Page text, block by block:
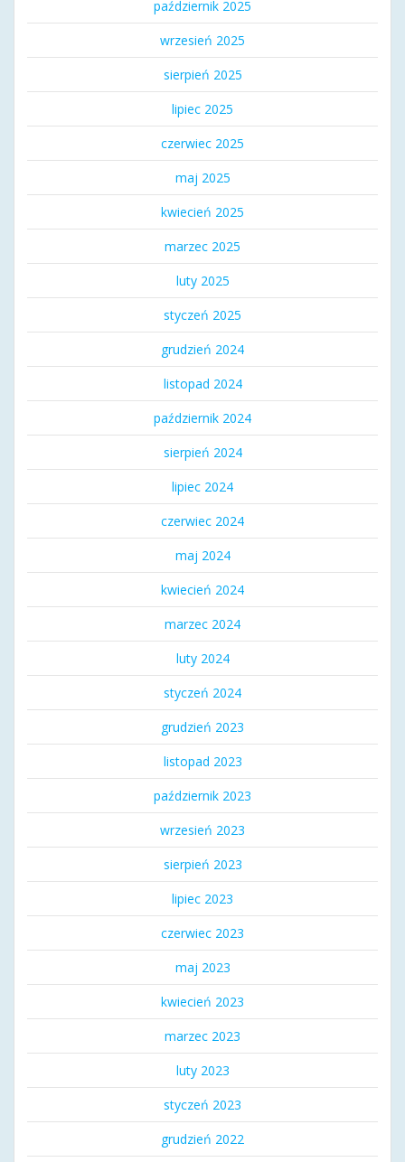
październik 2025
wrzesień 2025
sierpień 2025
lipiec 2025
czerwiec 2025
maj 2025
kwiecień 2025
marzec 2025
luty 2025
styczeń 2025
grudzień 2024
listopad 2024
październik 2024
sierpień 2024
lipiec 2024
czerwiec 2024
maj 2024
kwiecień 2024
marzec 2024
luty 2024
styczeń 2024
grudzień 2023
listopad 2023
październik 2023
wrzesień 2023
sierpień 2023
lipiec 2023
czerwiec 2023
maj 2023
kwiecień 2023
marzec 2023
luty 2023
styczeń 2023
grudzień 2022